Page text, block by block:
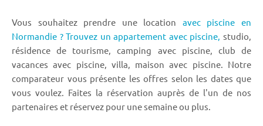
Vous souhaitez prendre une location avec piscine en
Normandie ? Trouvez un appartement avec piscine, studio,
résidence de tourisme, camping avec piscine, club de
vacances avec piscine, villa, maison avec piscine. Notre
comparateur vous présente les offres selon les dates que
vous voulez. Faites la réservation auprès de l'un de nos
partenaires et réservez pour une semaine ou plus.